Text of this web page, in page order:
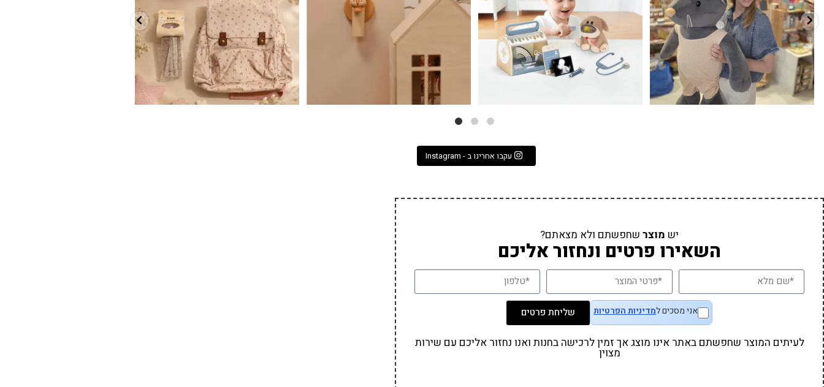
עקבו אחרינו ב - Instagram
יש מוצר שחפשתם ולא מצאתם?
השאירו פרטים ונחזור אליכם
אני מסכים למדיניות הפרטיות שליחת פרטים
לעיתים המוצר שחפשתם באתר אינו מוצג אך זמין לרכישה בחנות ואנו נחזור אליכם עם שירות
מצוין